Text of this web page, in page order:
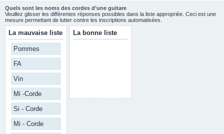
Quels sont les noms des cordes d’une guitare
Veuillez glisser les différentes réponses possibles dans la liste appropriée. Ceci est une
mesure permettant de lutter contre les inscriptions automatisées.
La mauvaise liste
Pommes
FA
Vin
Mi -Corde
Si - Corde
Mi - Corde
La bonne liste